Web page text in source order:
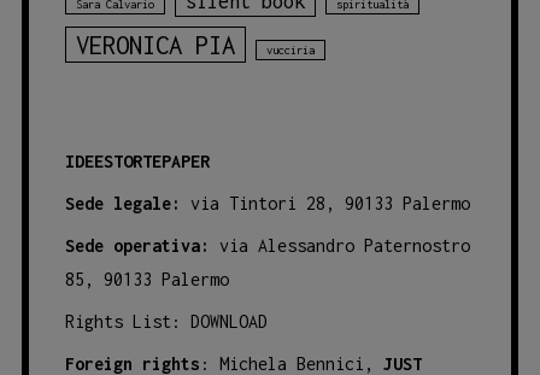
Sara Calvario spiritualità
VERONICA PIA vucciria
IDEESTORTEPAPER
Sede legale: via Tintori 28, 90133 Palermo
Sede operativa:
via Alessandro Paternostro
85, 90133 Palermo
Rights List: DOWNLOAD
Foreign rights : Michela Bennici, JUST